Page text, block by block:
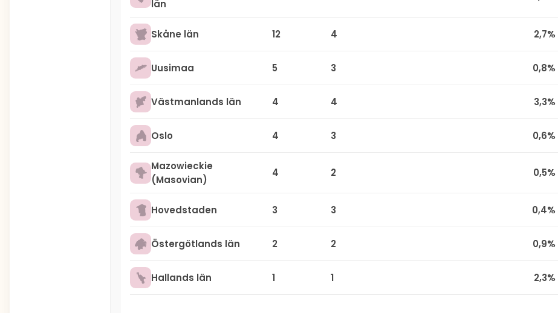
län
Skåne län 12 4 2,7%
Uusimaa 5 3 0,8%
Västmanlands län 4 4 3,3%
Oslo 4 3 0,6%
Mazowieckie
(Masovian)
4 2 0,5%
Hovedstaden 3 3 0,4%
Östergötlands län 2 2 0,9%
Hallands län 1 1 2,3%